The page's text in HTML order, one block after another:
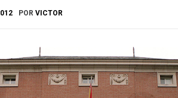
POR VICTOR